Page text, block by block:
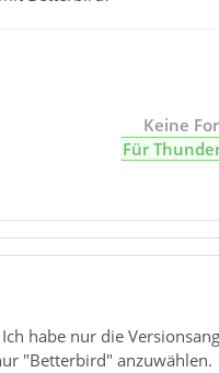
Keine
Für
habe nur die
"Betterbird" anzuwählen.